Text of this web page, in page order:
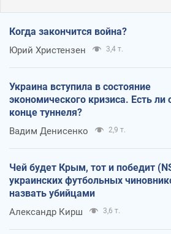
Когда закончится война?
Юрий Христензен 3,4 т.
Украина вступила в состояние
экономического кризиса. Есть ли
конце туннеля?
Вадим Денисенко 2,9 т.
Чей будет Крым, тот и победит
украинских футбольных
назвать убийцами
Александр Кирш 3,6 т.